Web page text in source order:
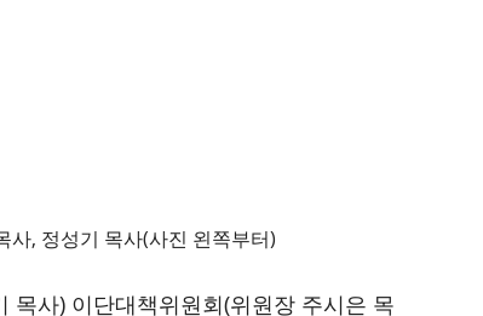
사, 정성기 목사(사진 왼쪽부터)
목사) 이단대책위원회(위원장 주시은 목